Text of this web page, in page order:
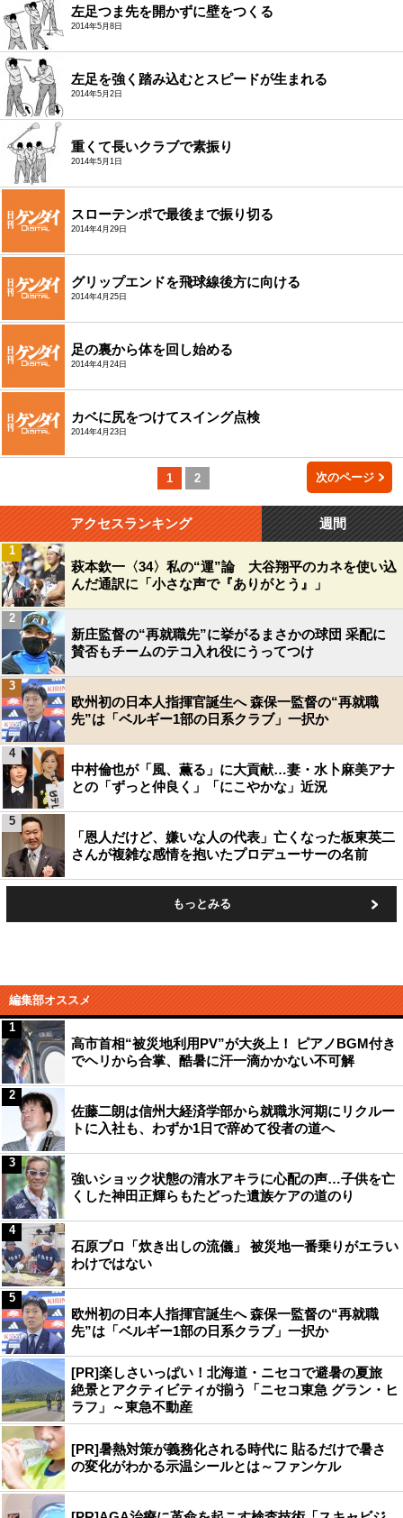
左足つま先を開かずに壁をつくる
2014年5月8日
左足を強く踏み込むとスピードが生まれる
2014年5月2日
重くて長いクラブで素振り
2014年5月1日
スローテンポで最後まで振り切る
2014年4月29日
グリップエンドを飛球線後方に向ける
2014年4月25日
足の裏から体を回し始める
2014年4月24日
カベに尻をつけてスイング点検
2014年4月23日
1 2 次のページ
アクセスランキング 週間
萩本欽一〈34〉私の“運”論 大谷翔平のカネを使い込
んだ通訳に「小さな声で『ありがとう』」
1
新庄監督の“再就職先”に挙がるまさかの球団 采配に
賛否もチームのテコ入れ役にうってつけ
2
欧州初の日本人指揮官誕生へ 森保一監督の“再就職
先”は「ベルギー1部の日系クラブ」一択か
3
中村倫也が「風、薫る」に大貢献…妻・水卜麻美アナ
との「ずっと仲良く」「にこやかな」近況
4
「恩人だけど、嫌いな人の代表」亡くなった板東英二
さんが複雑な感情を抱いたプロデューサーの名前
5
もっとみる
編集部オススメ
高市首相“被災地利用PV”が大炎上！ ピアノBGM付き
でヘリから合掌、酷暑に汗一滴かかない不可解
1
佐藤二朗は信州大経済学部から就職氷河期にリクルー
トに入社も、わずか1日で辞めて役者の道へ
2
強いショック状態の清水アキラに心配の声…子供を亡
くした神田正輝らもたどった遺族ケアの道のり
3
石原プロ「炊き出しの流儀」 被災地一番乗りがエラい
わけではない
4
欧州初の日本人指揮官誕生へ 森保一監督の“再就職
先”は「ベルギー1部の日系クラブ」一択か
5
[PR]楽しさいっぱい！北海道・ニセコで避暑の夏旅
絶景とアクティビティが揃う「ニセコ東急 グラン・ヒ
ラフ」～東急不動産
[PR]暑熱対策が義務化される時代に 貼るだけで暑さ
の変化がわかる示温シールとは～ファンケル